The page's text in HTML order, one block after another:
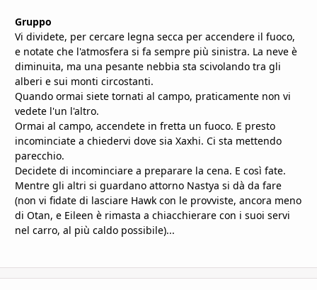
Gruppo
Vi dividete, per cercare legna secca per accendere il fuoco,
e notate che l'atmosfera si fa sempre più sinistra. La neve è
diminuita, ma una pesante nebbia sta scivolando tra gli
alberi e sui monti circostanti.
Quando ormai siete tornati al campo, praticamente non vi
vedete l'un l'altro.
Ormai al campo, accendete in fretta un fuoco. E presto
incominciate a chiedervi dove sia Xaxhi. Ci sta mettendo
parecchio.
Decidete di incominciare a preparare la cena. E così fate.
Mentre gli altri si guardano attorno Nastya si dà da fare
(non vi fidate di lasciare Hawk con le provviste, ancora meno
di Otan, e Eileen è rimasta a chiacchierare con i suoi servi
nel carro, al più caldo possibile)...